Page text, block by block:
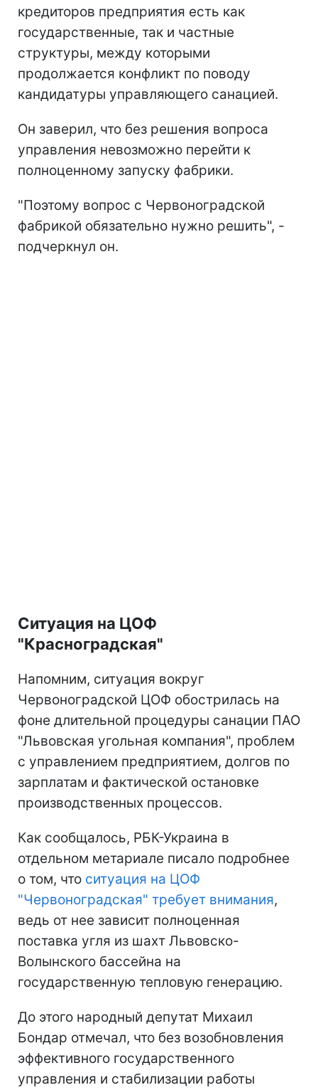
кредиторов предприятия есть как
государственные, так и частные
структуры, между которыми
продолжается конфликт по поводу
кандидатуры управляющего санацией.
Он заверил, что без решения вопроса
управления невозможно перейти к
полноценному запуску фабрики.
"Поэтому вопрос с Червоноградской
фабрикой обязательно нужно решить", -
подчеркнул он.
Ситуация на ЦОФ
"Красноградская"
Напомним, ситуация вокруг
Червоноградской ЦОФ обострилась на
фоне длительной процедуры санации ПАО
"Львовская угольная компания", проблем
с управлением предприятием, долгов по
зарплатам и фактической остановке
производственных процессов.
Как сообщалось, РБК-Украина в
отдельном метариале писало подробнее
о том, что ситуация на ЦОФ
"Червоноградская" требует внимания,
ведь от нее зависит полноценная
поставка угля из шахт Львовско-
Волынского бассейна на
государственную тепловую генерацию.
До этого народный депутат Михаил
Бондар отмечал, что без возобновления
эффективного государственного
управления и стабилизации работы